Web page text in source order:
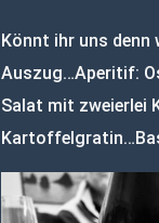
Könnt ihr uns denn
Auszug…Aperitif:
Salat mit zweierlei